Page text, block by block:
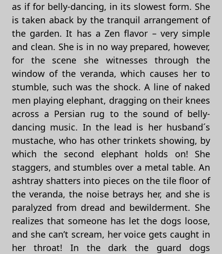
as if for belly-dancing, in its slowest form. She
is taken aback by the tranquil arrangement of
the garden. It has a Zen flavor – very simple
and clean. She is in no way prepared, however,
for the scene she witnesses through the
window of the veranda, which causes her to
stumble, such was the shock. A line of naked
men playing elephant, dragging on their knees
across a Persian rug to the sound of belly-
dancing music. In the lead is her husband´s
mustache, who has other trinkets showing, by
which the second elephant holds on! She
staggers, and stumbles over a metal table. An
ashtray shatters into pieces on the tile floor of
the veranda, the noise betrays her, and she is
paralyzed from dread and bewilderment. She
realizes that someone has let the dogs loose,
and she can’t scream, her voice gets caught in
her throat! In the dark the guard dogs